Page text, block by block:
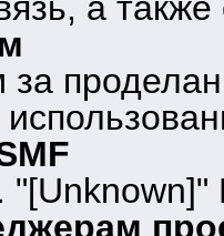
за
"[Unknown]"